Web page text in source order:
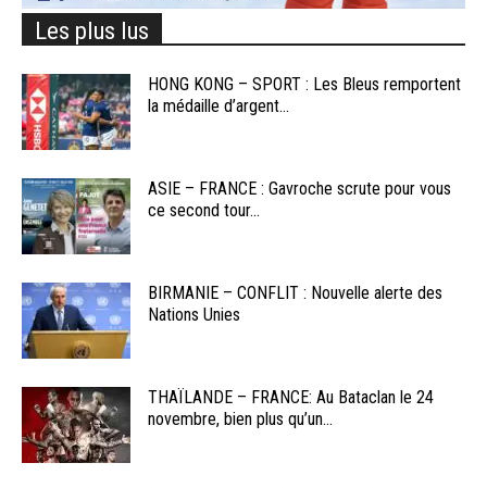
Les plus lus
HONG KONG – SPORT : Les Bleus remportent
la médaille d’argent...
ASIE – FRANCE : Gavroche scrute pour vous
ce second tour...
BIRMANIE – CONFLIT : Nouvelle alerte des
Nations Unies
THAÏLANDE – FRANCE: Au Bataclan le 24
novembre, bien plus qu’un...